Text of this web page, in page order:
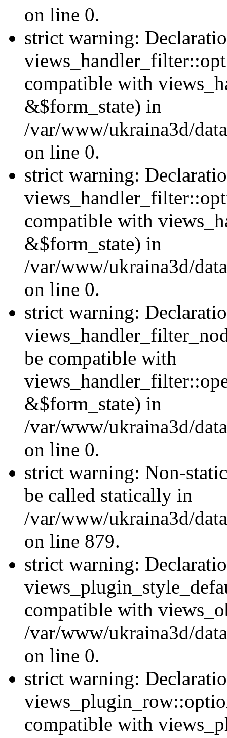
on line 0.
strict warning:
compatible with
&$form_state) in
/var/www/ukraina3d/
on line 0.
strict warning:
compatible with
&$form_state) in
/var/www/ukraina3d/
on line 0.
strict warning:
be compatible with
&$form_state) in
/var/www/ukraina3d/
on line 0.
strict warning: Non-
be called statically in
/var/www/ukraina3d/
on line 879.
strict warning:
compatible with
/var/www/ukraina3d/
on line 0.
strict warning:
compatible with